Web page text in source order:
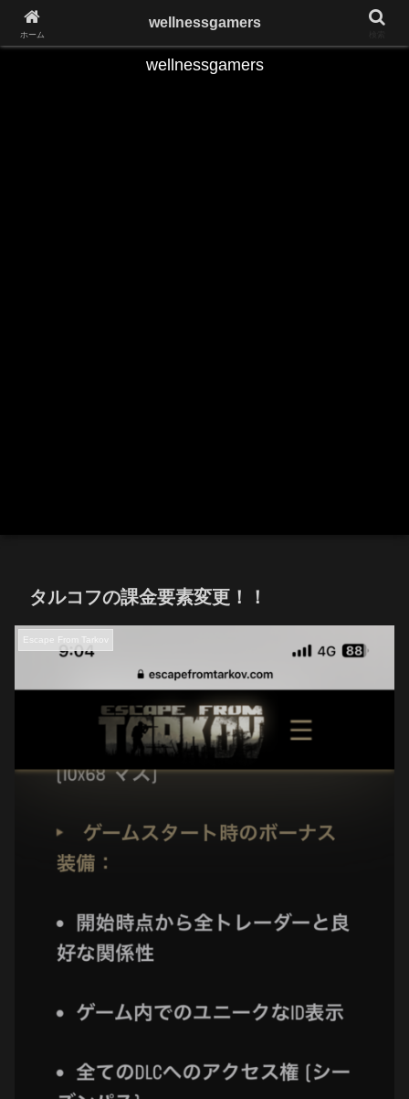
Play the Game,Keep Yourself Fit
wellnessgamers
タルコフの課金要素変更！！
Escape From Tarkov
ホーム
wellnessgamers